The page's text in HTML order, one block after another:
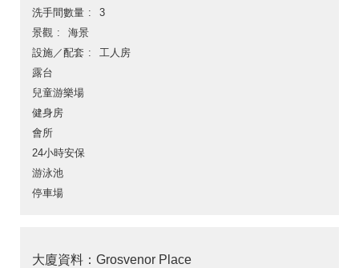
洗手間數量
3
景觀
海景
設施／配套
工人房
露台
兒童游樂場
健身房
會所
24小時安保
游泳池
停車場
大廈資料：Grosvenor Place